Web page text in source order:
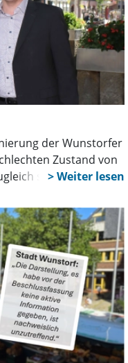
der Wunstorfer
Zustand von
soll ein
Vertrauen
einzubinden.